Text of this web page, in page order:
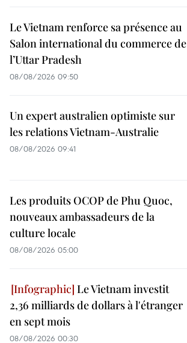
Le Vietnam renforce sa présence au
Salon international du commerce de
l’Uttar Pradesh
08/08/2026 09:50
Un expert australien optimiste sur
les relations Vietnam-Australie
08/08/2026 09:41
Les produits OCOP de Phu Quoc,
nouveaux ambassadeurs de la
culture locale
08/08/2026 05:00
Le Vietnam investit
2,36 milliards de dollars à l'étranger
en sept mois
08/08/2026 00:30